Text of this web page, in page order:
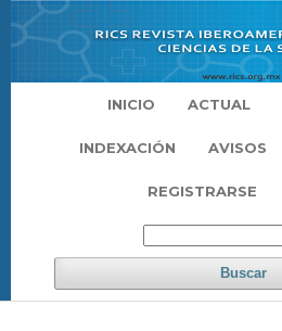
INICIO ACTUAL
INDEXACIÓN AVISOS
REGISTRARSE
Buscar